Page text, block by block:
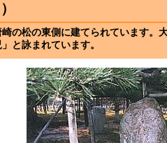
の松の東側に建てられています。
と詠まれています。